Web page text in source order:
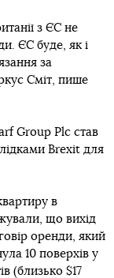
з ЄС не
ЄС буде, як і
за
Сміт, пише
Group Plc став
Brexit для
в
що вихід
оренди, який
10 поверхів у
(близько $17